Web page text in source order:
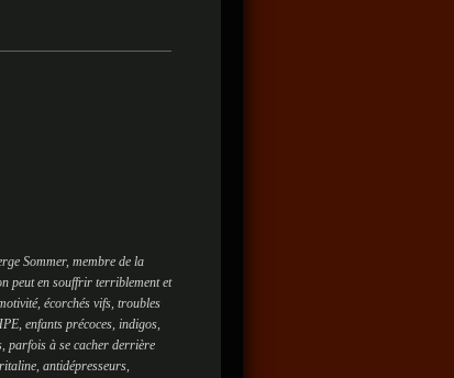
Sommer, membre de la
peut en souffrir terriblement et
écorchés vifs, troubles
enfants précoces, indigos,
parfois à se cacher derrière
antidépresseurs,